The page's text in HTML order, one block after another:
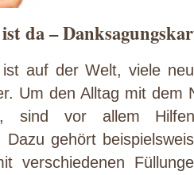
da –
auf der Welt, viele
Um den Alltag mit dem
sind vor allem
Dazu gehört
verschiedenen